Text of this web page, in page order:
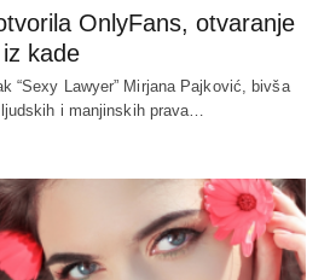
OnlyFans, otvaranje
kade
“Sexy Lawyer” Mirjana Pajković, bivša
i manjinskih prava…